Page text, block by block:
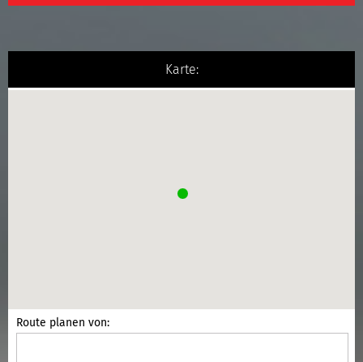
Karte:
Route planen von: